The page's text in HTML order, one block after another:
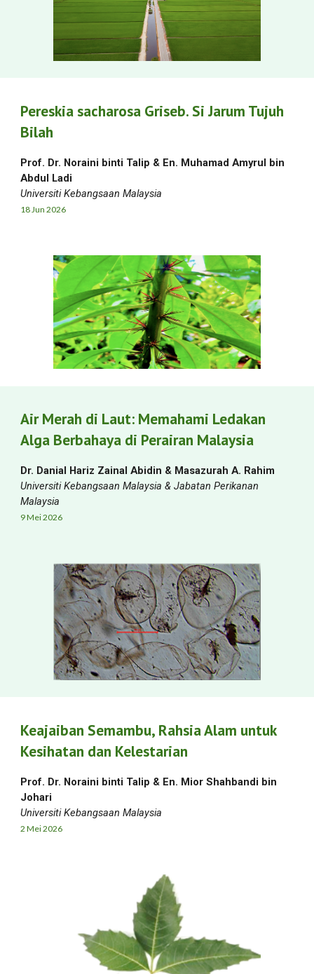
Pereskia sacharosa Griseb. Si Jarum Tujuh
Bilah
Prof. Dr. Noraini binti Talip & En. Muhamad Amyrul bin
Abdul Ladi
Universiti Kebangsaan Malaysia
18Jun 2026
Air Merah di Laut: Memahami Ledakan
Alga Berbahaya di Perairan Malaysia
Dr. Danial Hariz Zainal Abidin & Masazurah A. Rahim
Universiti Kebangsaan Malaysia & Jabatan Perikanan
Malaysia
9 Mei2026
Keajaiban Semambu, Rahsia Alam untuk
Kesihatan dan Kelestarian
Prof. Dr. Noraini binti Talip & En. Mior Shahbandi bin
Johari
Universiti Kebangsaan Malaysia
2 Mei2026